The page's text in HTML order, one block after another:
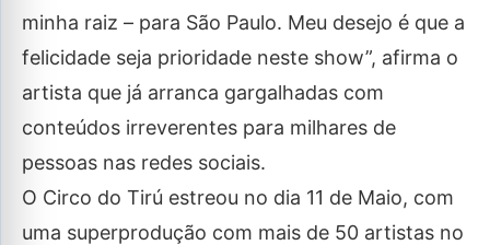
minha raiz – para São Paulo. Meu desejo é que a
felicidade seja prioridade neste show”, afirma o
artista que já arranca gargalhadas com
conteúdos irreverentes para milhares de
pessoas nas redes sociais.
O Circo do Tirú estreou no dia 11 de Maio, com
uma superprodução com mais de 50 artistas no